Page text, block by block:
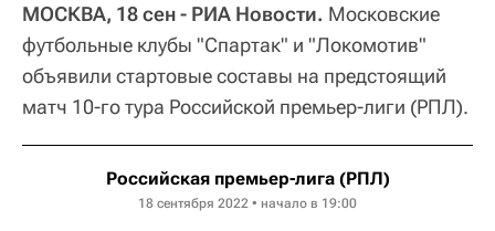
МОСКВА, 18 сен - РИА Новости. Московские
футбольные клубы "Спартак" и "Локомотив"
объявили стартовые составы на предстоящий
матч 10-го тура Российской премьер-лиги (РПЛ).
Российская премьер-лига (РПЛ)
18 сентября 2022 • начало в 19:00